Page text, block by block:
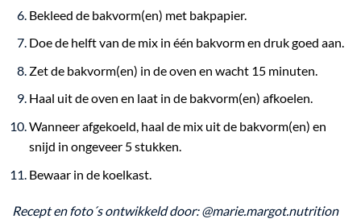
Bekleed de bakvorm(en) met bakpapier.
Doe de helft van de mix in één bakvorm en druk goed aan.
Zet de bakvorm(en) in de oven en wacht 15 minuten.
Haal uit de oven en laat in de bakvorm(en) afkoelen.
Wanneer afgekoeld, haal de mix uit de bakvorm(en) en
snijd in ongeveer 5 stukken.
Bewaar in de koelkast.
Recept en foto´s ontwikkeld door: @marie.margot.nutrition